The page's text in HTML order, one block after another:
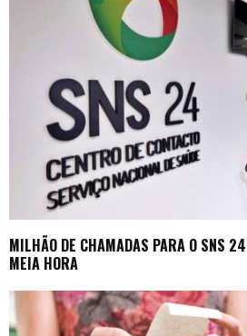
MILHÃO DE CHAMADAS PARA O SNS
MEIA HORA